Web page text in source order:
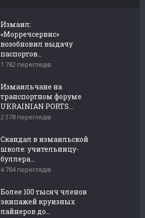
Измаил:
«Морречсервис»
возобновил выдачу
паспортов...
1 782 переглядів
Измаильчане на
транспортном форуме
UKRAINIAN PORTS...
2 578 переглядів
Скандал в измаильской
школе: учительницу-
буллера...
4 784 переглядів
Более 100 тысяч членов
экипажей круизных
лайнеров до...